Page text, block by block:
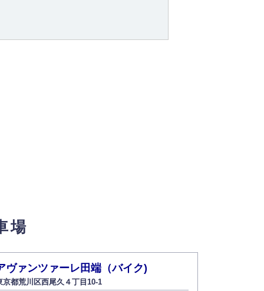
。
合は開示いたしません）。
。
場
ヴァンツァーレ田端（バイク)
京都荒川区西尾久４丁目10-1